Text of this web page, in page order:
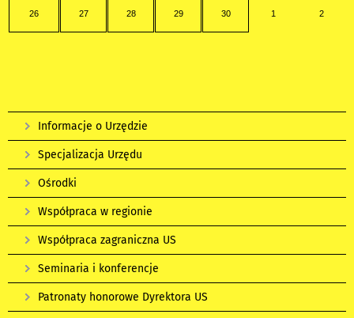
26 27 28 29 30 1 2
Informacje o Urzędzie
Specjalizacja Urzędu
Ośrodki
Współpraca w regionie
Współpraca zagraniczna US
Seminaria i konferencje
Patronaty honorowe Dyrektora US